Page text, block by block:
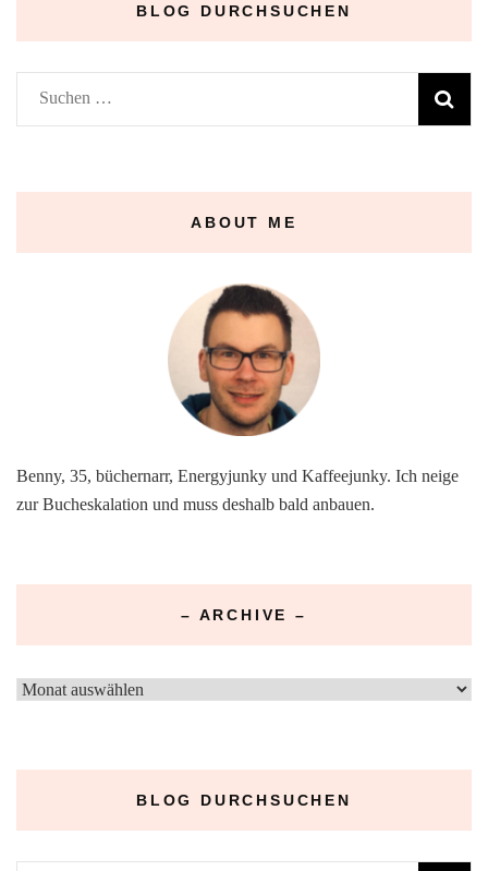
BLOG DURCHSUCHEN
Suchen
nach:
ABOUT ME
Benny, 35, büchernarr, Energyjunky und Kaffeejunky. Ich neige
zur Bucheskalation und muss deshalb bald anbauen.
– ARCHIVE –
–
BLOG DURCHSUCHEN